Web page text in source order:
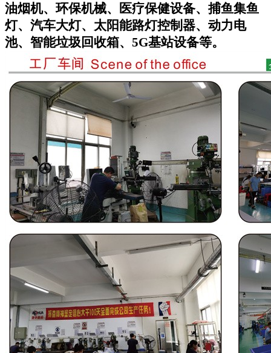
油烟机、环保机械、医疗保健设备、捕鱼集鱼
灯、汽车大灯、太阳能路灯控制器、动力电
池、智能垃圾回收箱、5G基站设备等。